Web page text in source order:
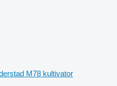
M78 kultivator